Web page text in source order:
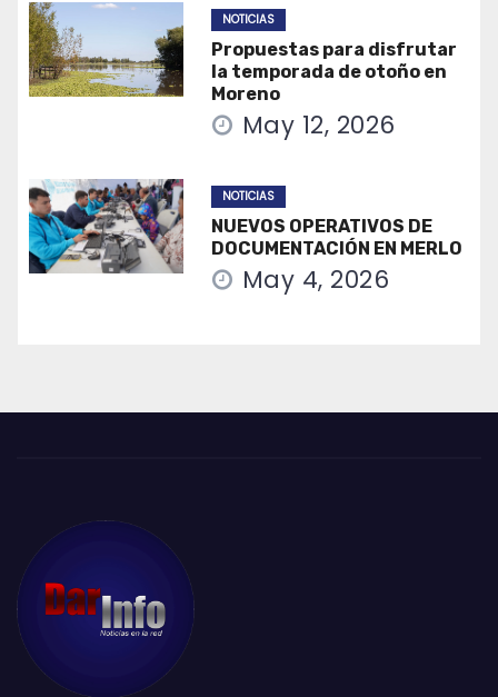
NOTICIAS
Propuestas para disfrutar
la temporada de otoño en
Moreno
May 12, 2026
NOTICIAS
NUEVOS OPERATIVOS DE
DOCUMENTACIÓN EN MERLO
May 4, 2026